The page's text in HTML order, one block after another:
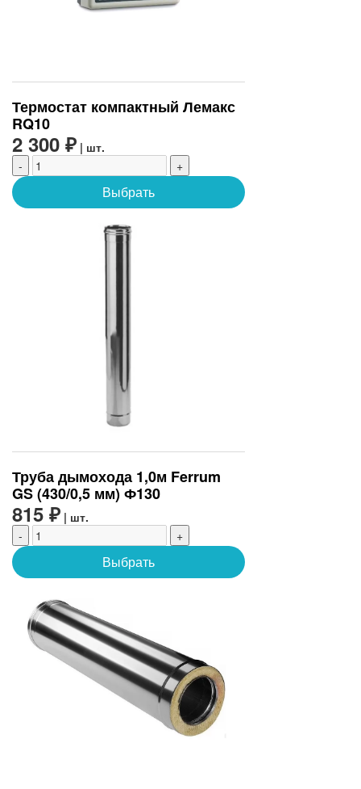
Термостат компактный Лемакс
RQ10
2 300 ₽ | шт.
-
+
Выбрать
Труба дымохода 1,0м Ferrum
GS (430/0,5 мм) Ф130
815 ₽ | шт.
-
+
Выбрать